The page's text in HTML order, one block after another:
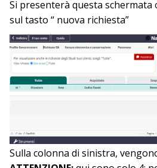
Si presenterà questa schermata
sul tasto “ nuova richiesta”
Sulla colonna di sinistra,